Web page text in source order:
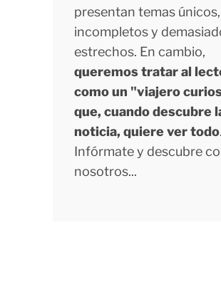
presentan temas únicos,
incompletos y
estrechos. En cambio,
queremos tratar al
como un "viajero
que, cuando descubre
noticia, quiere ver todo.
Infórmate y descubre
nosotros...